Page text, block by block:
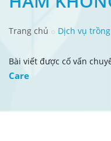
Trang chủ Dịch vụ
Bài viết được cố vấn
Care